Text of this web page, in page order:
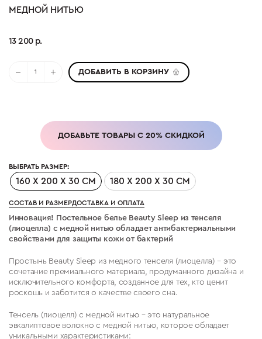
МЕДНОЙ НИТЬЮ
Инновация! Постельное белье Beauty Sleep из тенселя
(лиоцелла) с медной нитью обладает антибактериальными
свойствами для защиты кожи от бактерий
Простынь Beauty Sleep из медного тенселя (лиоцелла) – это
сочетание премиального материала, продуманного дизайна и
исключительного комфорта, созданное для тех, кто ценит
роскошь и заботится о качестве своего сна.
Тенсель (лиоцелл) с медной нитью – это натуральное
эвкалиптовое волокно с медной нитью, которое обладает
уникальными характеристиками:
ВЫБРАТЬ РАЗМЕР:
160 X 200 X 30 СМ 180 X 200 X 30 СМ
СОСТАВ И РАЗМЕРДОСТАВКА И ОПЛАТА
13 200 р.
ДОБАВИТЬ В КОРЗИНУ
ДОБАВЬТЕ ТОВАРЫ С 20% СКИДКОЙ